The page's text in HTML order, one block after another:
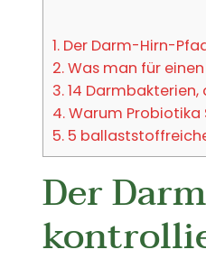
1.Der Darm-Hirn-
2.Was man für
3.14 Darmbakterien,
4.Warum Probiotika
5.5
Der